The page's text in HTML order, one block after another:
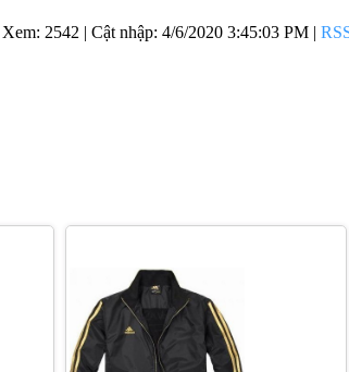
Xem: 2542 | Cật nhập: 4/6/2020 3:45:03 PM |
TRANG ĐẸP